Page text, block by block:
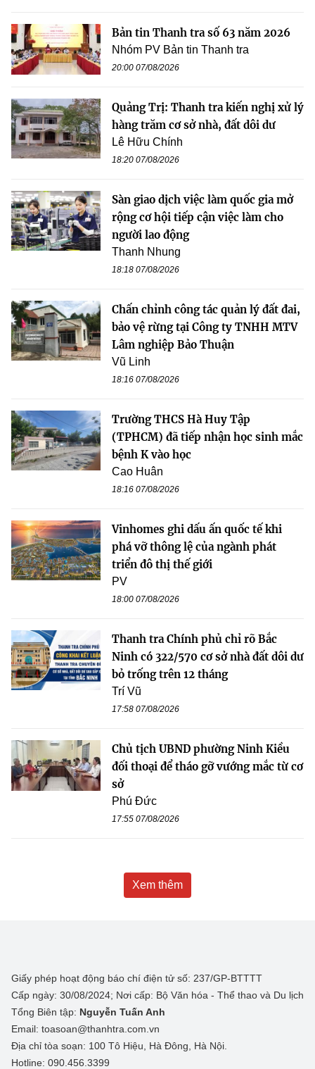
Bản tin Thanh tra số 63 năm 2026
Nhóm PV Bản tin Thanh tra
20:00 07/08/2026
Quảng Trị: Thanh tra kiến nghị xử lý
hàng trăm cơ sở nhà, đất dôi dư
Lê Hữu Chính
18:20 07/08/2026
Sàn giao dịch việc làm quốc gia mở
rộng cơ hội tiếp cận việc làm cho
người lao động
Thanh Nhung
18:18 07/08/2026
Chấn chỉnh công tác quản lý đất đai,
bảo vệ rừng tại Công ty TNHH MTV
Lâm nghiệp Bảo Thuận
Vũ Linh
18:16 07/08/2026
Trường THCS Hà Huy Tập
(TPHCM) đã tiếp nhận học sinh mắc
bệnh K vào học
Cao Huân
18:16 07/08/2026
Vinhomes ghi dấu ấn quốc tế khi
phá vỡ thông lệ của ngành phát
triển đô thị thế giới
PV
18:00 07/08/2026
Thanh tra Chính phủ chỉ rõ Bắc
Ninh có 322/570 cơ sở nhà đất dôi dư
bỏ trống trên 12 tháng
Trí Vũ
17:58 07/08/2026
Chủ tịch UBND phường Ninh Kiều
đối thoại để tháo gỡ vướng mắc từ cơ
sở
Phú Đức
17:55 07/08/2026
Xem thêm
Giấy phép hoạt động báo chí điện tử số: 237/GP-BTTTT
Cấp ngày: 30/08/2024; Nơi cấp: Bộ Văn hóa - Thể thao và Du lịch
Tổng Biên tập: Nguyễn Tuấn Anh
Email: toasoan@thanhtra.com.vn
Địa chỉ tòa soạn: 100 Tô Hiệu, Hà Đông, Hà Nội.
Hotline: 090.456.3399